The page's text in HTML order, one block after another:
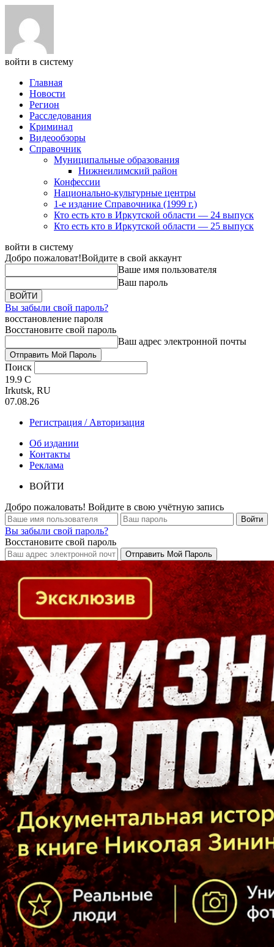
войти в систему
Главная
Новости
Регион
Расследования
Криминал
Видеообзоры
Справочник
Муниципальные образования
Нижнеилимский район
Конфессии
Национально-культурные центры
1-е издание Справочника (1999 г.)
Кто есть кто в Иркутской области — 24 выпуск
Кто есть кто в Иркутской области — 25 выпуск
войти в систему
Добро пожаловат!Войдите в свой аккаунт
Ваше имя пользователя
Ваш пароль
Вы забыли свой пароль?
восстановление пароля
Восстановите свой пароль
Ваш адрес электронной почты
Поиск
19.9 C
Irkutsk, RU
07.08.26
Регистрация / Авторизация
Об издании
Контакты
Реклама
ВОЙТИ
Добро пожаловать! Войдите в свою учётную запись
Вы забыли свой пароль?
Восстановите свой пароль
Кто есть кто в Байкальском регионе